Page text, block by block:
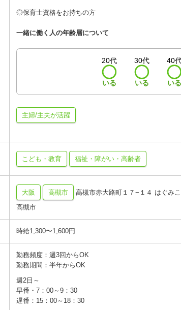
◎保育士資格をお持ちの方
一緒に働く人の年齢層について
20代
いる
30代
いる
40
いる
主婦/主夫が活躍
こども・教育
福祉・障がい・高齢者
大阪
高槻市 高槻市赤大路町１７−１４ はぐみ
高槻市
時給1,300〜1,600円
勤務頻度：週3回からOK
勤務期間：半年からOK
週2日～
早番・7：00～9：30
遅番：15：00～18：30